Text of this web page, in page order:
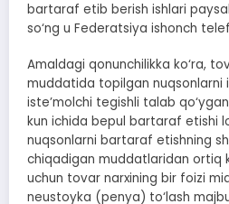
bartaraf etib berish ishlari
so‘ng u Federatsiya ishonch
Amaldagi qonunchilikka ko‘ra,
muddatida topilgan nuqsonlarni
iste’molchi tegishli talab
kun ichida bepul bartaraf etishi
nuqsonlarni bartaraf etishning
chiqadigan muddatlaridan ortiq
uchun tovar narxining bir foizi
neustoyka (penya) to‘lash